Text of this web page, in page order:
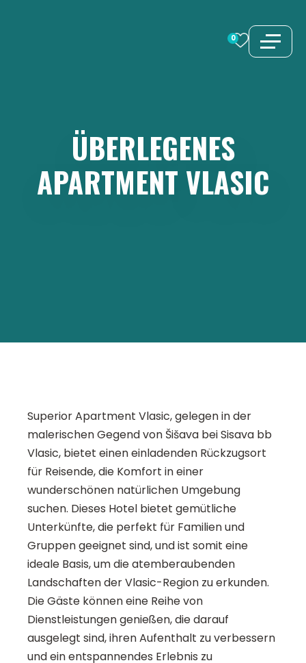
0
ÜBERLEGENES
APARTMENT VLASIC
Superior Apartment Vlasic, gelegen in der
malerischen Gegend von Šišava bei Sisava bb
Vlasic, bietet einen einladenden Rückzugsort
für Reisende, die Komfort in einer
wunderschönen natürlichen Umgebung
suchen. Dieses Hotel bietet gemütliche
Unterkünfte, die perfekt für Familien und
Gruppen geeignet sind, und ist somit eine
ideale Basis, um die atemberaubenden
Landschaften der Vlasic-Region zu erkunden.
Die Gäste können eine Reihe von
Dienstleistungen genießen, die darauf
ausgelegt sind, ihren Aufenthalt zu verbessern
und ein entspannendes Erlebnis zu